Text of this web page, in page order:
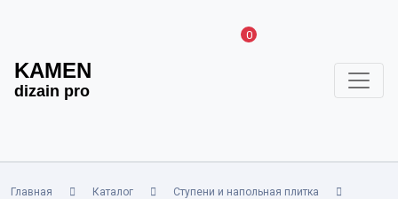
KAMEN
dizain pro
0
Главная Каталог
Ступени и напольная плитка